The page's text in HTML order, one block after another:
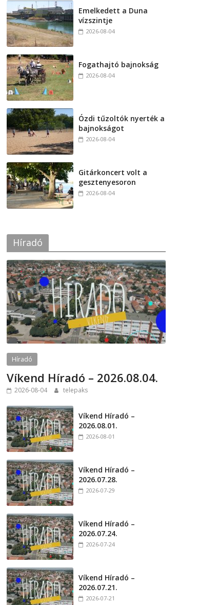
Emelkedett a Duna
vízszintje
2026-08-04
Fogathajtó bajnokság
2026-08-04
Ózdi tűzoltók nyerték a
bajnokságot
2026-08-04
Gitárkoncert volt a
gesztenyesoron
2026-08-04
Híradó
Híradó
Víkend Híradó – 2026.08.04.
2026-08-04 telepaks
Víkend Híradó –
2026.08.01.
2026-08-01
Víkend Híradó –
2026.07.28.
2026-07-29
Víkend Híradó –
2026.07.24.
2026-07-24
Víkend Híradó –
2026.07.21.
2026-07-21